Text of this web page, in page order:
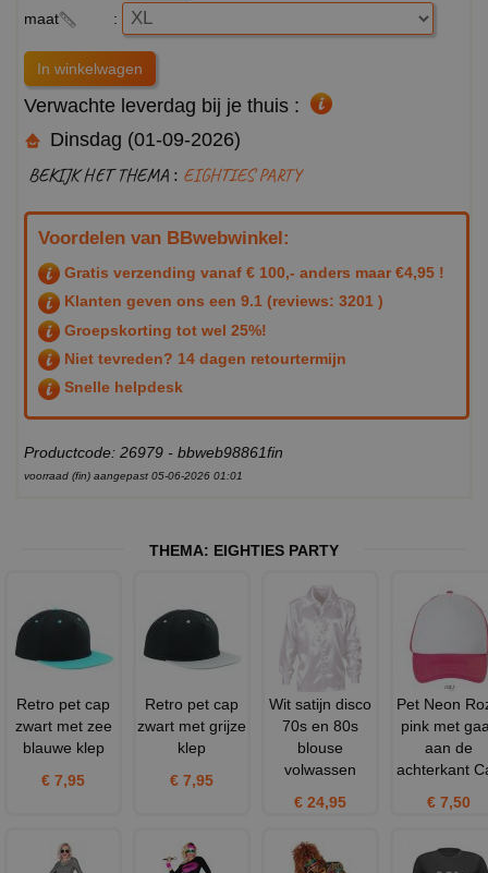
maat :
Verwachte leverdag bij je thuis :
Dinsdag (01-09-2026)
BEKIJK HET THEMA : EIGHTIES PARTY
Voordelen van BBwebwinkel:
Gratis verzending vanaf € 100,- anders maar €4,95 !
Klanten geven ons een 9.1 (reviews: 3201 )
Groepskorting tot wel 25%!
Niet tevreden? 14 dagen retourtermijn
Snelle helpdesk
Productcode: 26979 - bbweb98861fin
voorraad (fin) aangepast 05-06-2026 01:01
THEMA: EIGHTIES PARTY
Retro pet cap
zwart met zee
blauwe klep
€ 7,95
Retro pet cap
zwart met grijze
klep
€ 7,95
Wit satijn disco
70s en 80s
blouse
volwassen
€ 24,95
Pet Neon
pink met
aan de
achterkant
€ 7,50